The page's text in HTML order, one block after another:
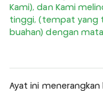
Kami), dan Kami
tinggi, (tempat yang
buahan) dengan
Ayat ini menerangkan